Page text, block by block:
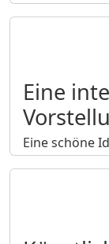
Eine
Eine schöne